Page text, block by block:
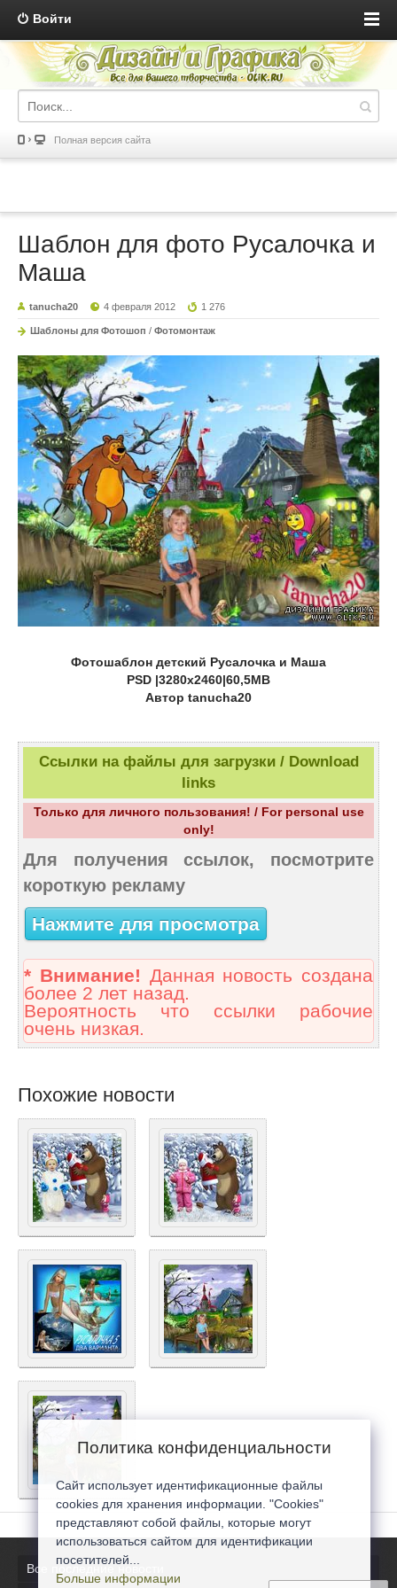
Войти
Полная версия сайта
Шаблон для фото Русалочка и
Маша
tanucha20 4 февраля 2012 1 276
Шаблоны для Фотошоп / Фотомонтаж
Фотошаблон детский Русалочка и Маша
PSD |3280х2460|60,5MB
Автор tanucha20
Ссылки на файлы для загрузки / Download
links
Только для личного пользования! / For personal use
only!
Для получения ссылок, посмотрите
короткую рекламу
Нажмите для просмотра
* Внимание! Данная новость создана
более 2 лет назад.
Вероятность что ссылки рабочие
очень низкая.
Похожие новости
Все последние новости
Политика конфиденциальности
Сайт использует идентификационные файлы
cookies для хранения информации. "Cookies"
представляют собой файлы, которые могут
использоваться сайтом для идентификации
посетителей...
Больше информации